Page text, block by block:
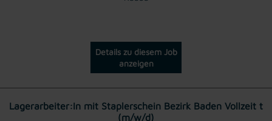
Details zu diesem Job
anzeigen
Lagerarbeiter:In mit Staplerschein Bezirk Baden Vollzeit t
(m/w/d)